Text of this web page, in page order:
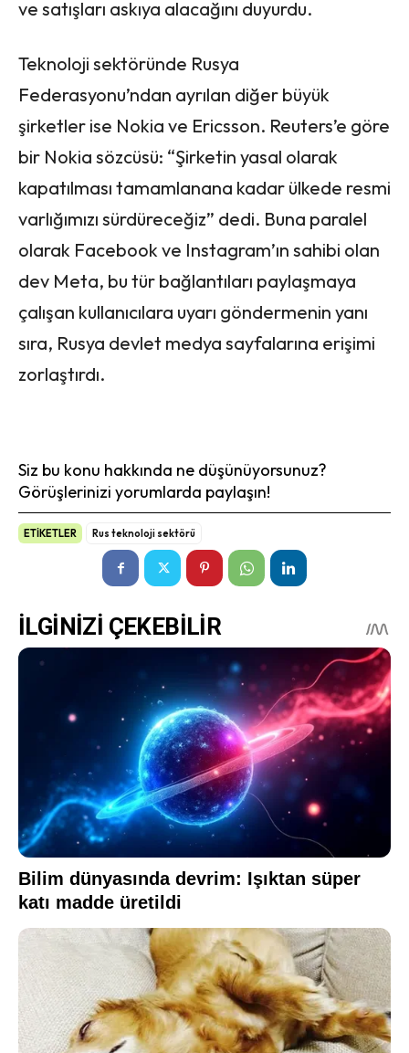
ve satışları askıya alacağını duyurdu.
Teknoloji sektöründe Rusya
Federasyonu’ndan ayrılan diğer büyük
şirketler ise Nokia ve Ericsson. Reuters’e göre
bir Nokia sözcüsü: “Şirketin yasal olarak
kapatılması tamamlanana kadar ülkede resmi
varlığımızı sürdüreceğiz” dedi. Buna paralel
olarak Facebook ve Instagram’ın sahibi olan
dev Meta, bu tür bağlantıları paylaşmaya
çalışan kullanıcılara uyarı göndermenin yanı
sıra, Rusya devlet medya sayfalarına erişimi
zorlaştırdı.
Siz bu konu hakkında ne düşünüyorsunuz?
Görüşlerinizi yorumlarda paylaşın!
ETİKETLER Rus teknoloji sektörü